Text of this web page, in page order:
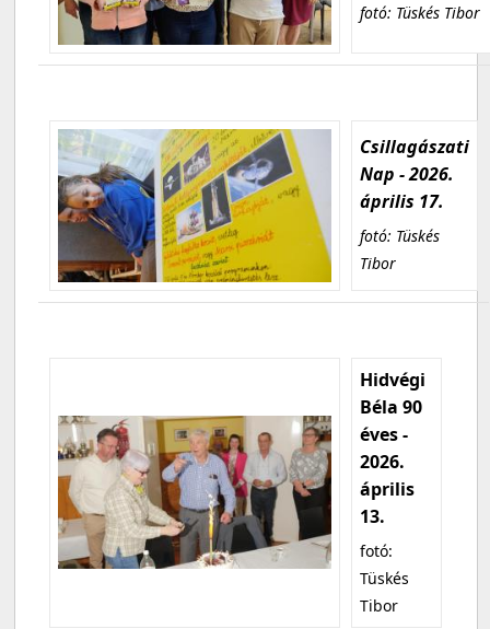
fotó: Tüskés Tibor
Csillagászati
Nap - 2026.
április 17.
fotó: Tüskés
Tibor
Hidvégi
Béla 90
éves -
2026.
április
13.
fotó:
Tüskés
Tibor